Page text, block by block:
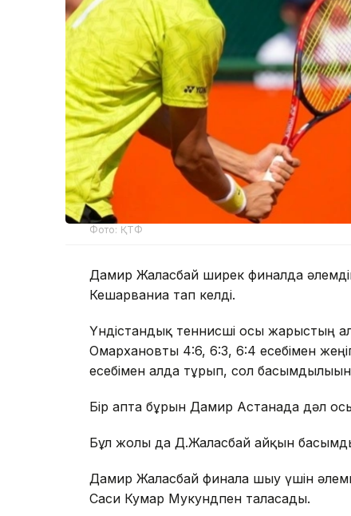
Фото: ҚТФ
Дамир Жалғасбай ширек финалда
Кешарваниға тап келді.
Үндістандық теннисші осы жарыстың
Омархановты 4:6, 6:3, 6:4 есебімен
есебімен алда тұрып, сол
Бір апта бұрын Дамир Астанада дәл
Бұл жолы да Д.Жалғасбай айқын
Дамир Жалғасбай финалға шығу үшін
Саси Кумар Мукундпен таласады.